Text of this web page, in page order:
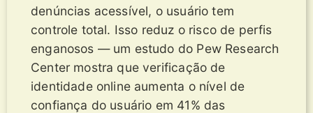
denúncias acessível, o usuário tem
controle total. Isso reduz o risco de perfis
enganosos — um estudo do Pew Research
Center mostra que verificação de
identidade online aumenta o nível de
confiança do usuário em 41% das